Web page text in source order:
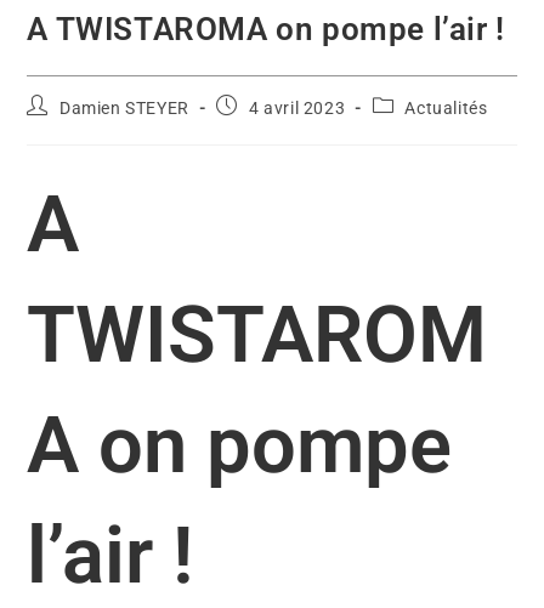
A TWISTAROMA on pompe l’air !
Damien STEYER 4 avril 2023 Actualités
A
TWISTAROM
A on pompe
l’air !